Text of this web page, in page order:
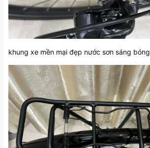
khung xe mền mại đẹp nước sơn sáng bóng